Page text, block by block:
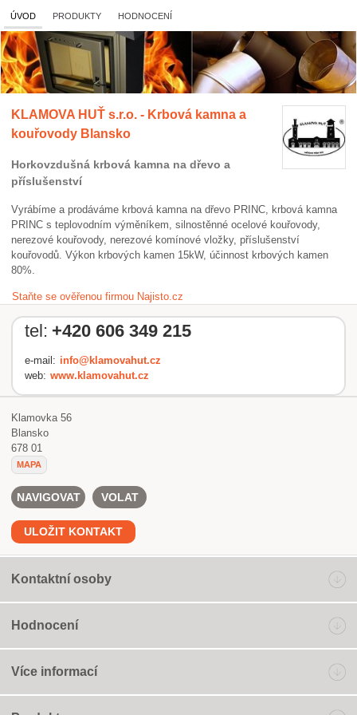
ÚVOD PRODUKTY HODNOCENÍ
KLAMOVA HUŤ s.r.o. - Krbová kamna a
kouřovody Blansko
Horkovzdušná krbová kamna na dřevo a
příslušenství
Vyrábíme a prodáváme krbová kamna na dřevo PRINC, krbová kamna
PRINC s teplovodním výměníkem, silnostěnné ocelové kouřovody,
nerezové kouřovody, nerezové komínové vložky, příslušenství
kouřovodů. Výkon krbových kamen 15kW, účinnost krbových kamen
80%.
Staňte se ověřenou firmou Najisto.cz
tel: +420 606 349 215
e-mail: info@klamovahut.cz
web: www.klamovahut.cz
Klamovka 56
Blansko
678 01
MAPA
NAVIGOVAT VOLAT
ULOŽIT KONTAKT
Kontaktní osoby
Hodnocení
Více informací